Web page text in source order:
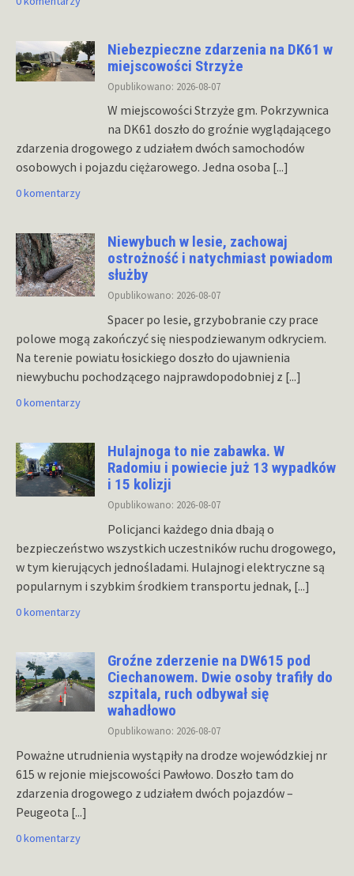
Niebezpieczne zdarzenia na DK61 w
miejscowości Strzyże
Opublikowano: 2026-08-07
W miejscowości Strzyże gm. Pokrzywnica
na DK61 doszło do groźnie wyglądającego
zdarzenia drogowego z udziałem dwóch samochodów
osobowych i pojazdu ciężarowego. Jedna osoba [...]
0 komentarzy
Niewybuch w lesie, zachowaj
ostrożność i natychmiast powiadom
służby
Opublikowano: 2026-08-07
Spacer po lesie, grzybobranie czy prace
polowe mogą zakończyć się niespodziewanym odkryciem.
Na terenie powiatu łosickiego doszło do ujawnienia
niewybuchu pochodzącego najprawdopodobniej z [...]
0 komentarzy
Hulajnoga to nie zabawka. W
Radomiu i powiecie już 13 wypadków
i 15 kolizji
Opublikowano: 2026-08-07
Policjanci każdego dnia dbają o
bezpieczeństwo wszystkich uczestników ruchu drogowego,
w tym kierujących jednośladami. Hulajnogi elektryczne są
popularnym i szybkim środkiem transportu jednak, [...]
0 komentarzy
Groźne zderzenie na DW615 pod
Ciechanowem. Dwie osoby trafiły do
szpitala, ruch odbywał się
wahadłowo
Opublikowano: 2026-08-07
Poważne utrudnienia wystąpiły na drodze wojewódzkiej nr
615 w rejonie miejscowości Pawłowo. Doszło tam do
zdarzenia drogowego z udziałem dwóch pojazdów –
Peugeota [...]
0 komentarzy